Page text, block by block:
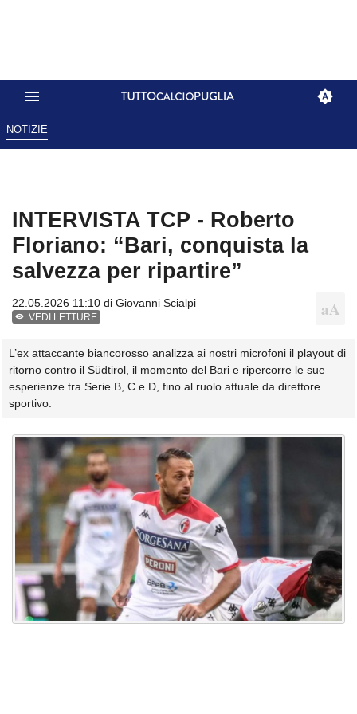
NOTIZIE
INTERVISTA TCP - Roberto
Floriano: “Bari, conquista la
salvezza per ripartire”
22.05.2026 11:10 di Giovanni Scialpi
VEDI LETTURE
L’ex attaccante biancorosso analizza ai nostri microfoni il playout di
ritorno contro il Südtirol, il momento del Bari e ripercorre le sue
esperienze tra Serie B, C e D, fino al ruolo attuale da direttore
sportivo.